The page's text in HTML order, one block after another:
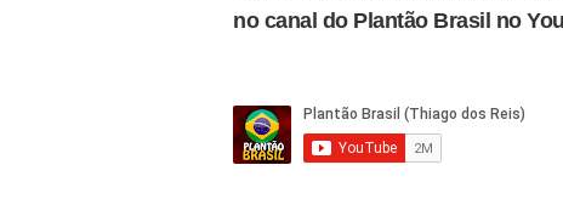
no canal do Plantão Brasil no